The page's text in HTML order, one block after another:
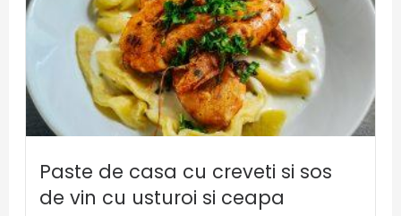
Paste de casa cu creveti si sos
de vin cu usturoi si ceapa